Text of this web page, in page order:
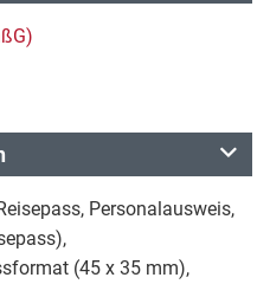
Personalausweis,
(45 x 35 mm),